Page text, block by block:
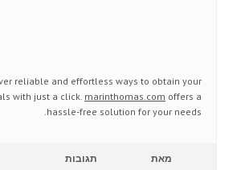
reliable and effortless ways to obtain your
with just a click. marinthomas.com offers a
hassle-free solution for your needs.
מאת תגובות